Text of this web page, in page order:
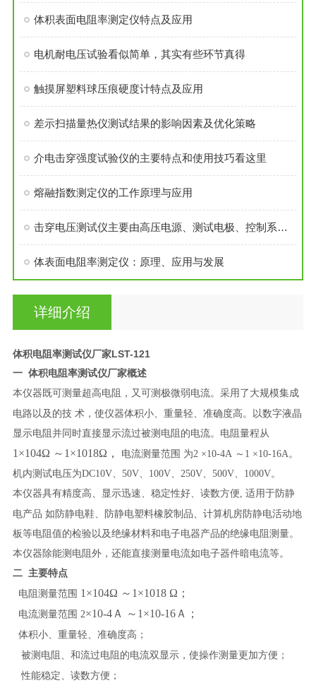
体积表面电阻率测定仪特点及应用
电机耐电压试验看似简单，其实有些环节真得
触摸屏塑料球压痕硬度计特点及应用
差示扫描量热仪测试结果的影响因素及优化策略
介电击穿强度试验仪的主要特点和使用技巧看这里
熔融指数测定仪的工作原理与应用
击穿电压测试仪主要由高压电源、测试电极、控制系统等组成
体表面电阻率测定仪：原理、应用与发展
详细介绍
体积电阻率测试仪厂家LST-121
一 体积电阻率测试仪厂家概述
本仪器既可测量超高电阻，又可测极微弱电流。采用了大规模集成
电路以及的技 术，使仪器体积小、重量轻、准确度高。以数字液晶
显示电阻并同时直接显示流过被测电阻的电流。电阻量程从
1 ×104Ω ～ 1 ×1018Ω， 电流测量范围 为2 ×10-4A ～ 1 ×10-16A 。
机内测试电压为DC10V、 50V、 100V、 250V、 500V、 1000V。
本仪器具有精度高、显示迅速、稳定性好、读数方便 适用于防静
电产品 如防静电鞋、防静电塑料橡胶制品、计算机房防静电活动地
板等电阻值的检验以及绝缘材料和电子电器产品的绝缘电阻测量。
本仪器除能测电阻外，还能直接测量电流如电子器件暗电流等。
二 主要特点
电阻测量范围 1 ×104Ω ～ 1 ×1018 Ω；
电流测量范围 2×10-4Ａ ～ 1 ×10-16Ａ；
体积小、重量轻、准确度高；
被测电阻、和流过电阻的电流双显示，使操作测量更加方便；
性能稳定、读数方便；